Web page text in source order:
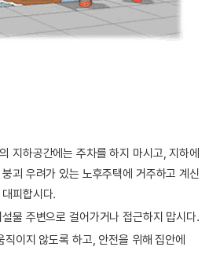
지하공간에는 주차를 하지 마시고, 지하에
괴 우려가 있는 노후주택에 거주하고 계신
피합시다.
물 주변으로 걸어가거나 접근하지 맙시다.
이지 않도록 하고, 안전을 위해 집안에